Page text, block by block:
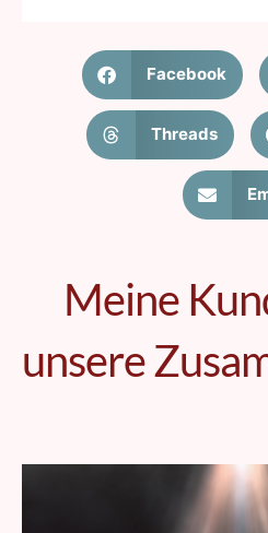
Facebook
Threads
Meine
unsere